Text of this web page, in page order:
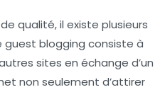
qualité, il existe plusieurs
guest blogging consiste à
sites en échange d’un
non seulement d’attirer